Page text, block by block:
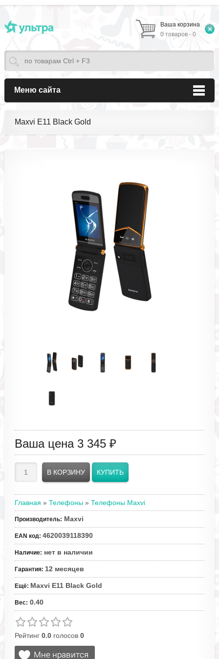
Ваша корзина
0 товаров - 0
Меню сайта
Maxvi E11 Black Gold
Ваша цена 3 345 ₽
Главная » Телефоны » Телефоны Maxvi
Производитель: Maxvi
EAN код: 4620039118390
Наличие: нет в наличии
Гарантия: 12 месяцев
Ещё: Maxvi E11 Black Gold
Вес: 0.40
Рейтинг 0.0голосов 0